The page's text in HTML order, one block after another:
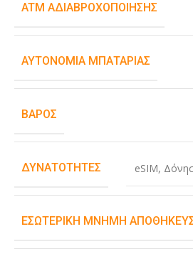
ATM ΑΔΙΑΒΡΟΧΟΠΟΊΗΣΗΣ
ΑΥΤΟΝΟΜΊΑ ΜΠΑΤΑΡΊΑΣ
ΒΆΡΟΣ
ΔΥΝΑΤΌΤΗΤΕΣ eSIM,
ΕΣΩΤΕΡΙΚΉ ΜΝΉΜΗ